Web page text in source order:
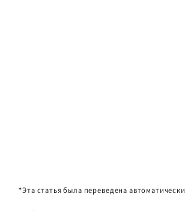
*Эта статья была переведена автоматически.